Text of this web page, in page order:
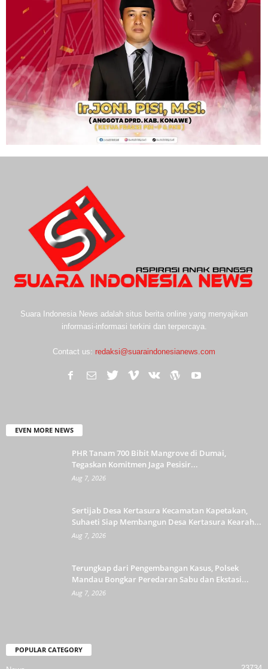
Suara Indonesia News adalah situs berita online yang menyajikan
informasi-informasi terkini dan terpercaya.
Contact us: redaksi@suaraindonesianews.com
EVEN MORE NEWS
PHR Tanam 700 Bibit Mangrove di Dumai,
Tegaskan Komitmen Jaga Pesisir...
Aug 7, 2026
Sertijab Desa Kertasura Kecamatan Kapetakan,
Suhaeti Siap Membangun Desa Kertasura Kearah...
Aug 7, 2026
Terungkap dari Pengembangan Kasus, Polsek
Mandau Bongkar Peredaran Sabu dan Ekstasi...
Aug 7, 2026
POPULAR CATEGORY